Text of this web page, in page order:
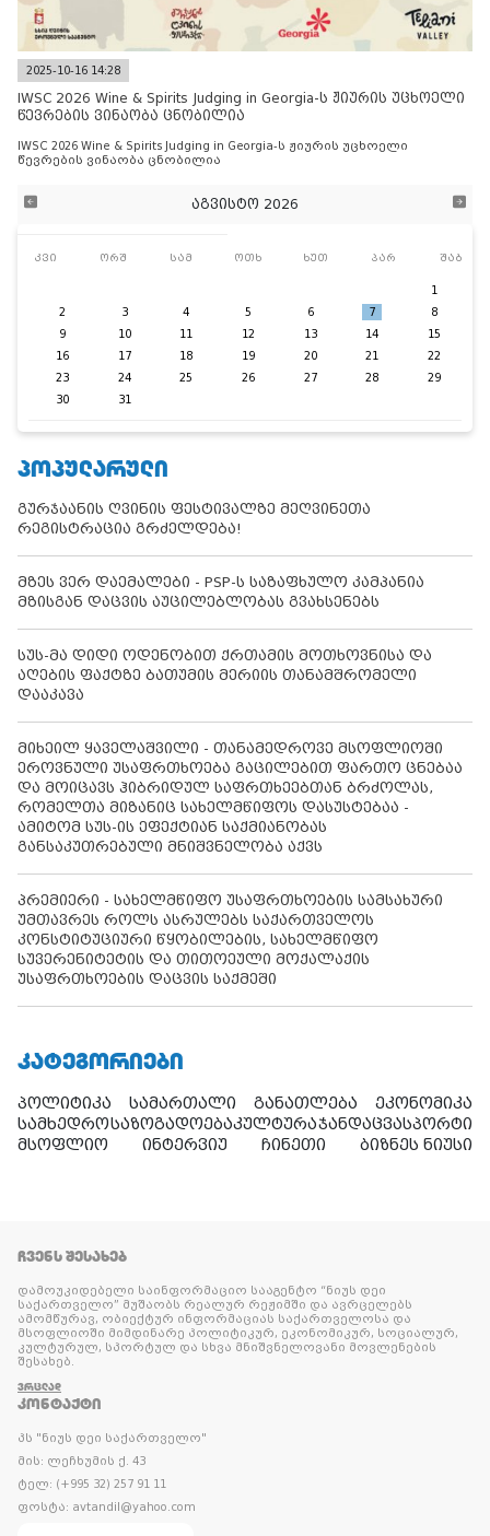
2025-10-16 14:28
IWSC 2026 Wine & Spirits Judging in Georgia-ს ჟიურის უცხოელი
წევრების ვინაობა ცნობილია
IWSC 2026 Wine & Spirits Judging in Georgia-ს ჟიურის უცხოელი
წევრების ვინაობა ცნობილია
აგვისტო 2026
კვი ორშ სამ ოთხ ხუთ პარ შაბ
1
2
3 4 5 6 7
8
9
10 11 12 13 14
15
16
17 18 19 20 21
22
23
24 25 26 27 28
29
30
31
ᲞᲝᲞᲣᲚᲐᲠᲣᲚᲘ
გურჯაანის ღვინის ფესტივალზე მეღვინეთა
რეგისტრაცია გრძელდება!
მზეს ვერ დაემალები - PSP-ს საზაფხულო კამპანია
მზისგან დაცვის აუცილებლობას გვახსენებს
სუს-მა დიდი ოდენობით ქრთამის მოთხოვნისა და
აღების ფაქტზე ბათუმის მერიის თანამშრომელი
დააკავა
მიხეილ ყაველაშვილი - თანამედროვე მსოფლიოში
ეროვნული უსაფრთხოება გაცილებით ფართო ცნებაა
და მოიცავს ჰიბრიდულ საფრთხეებთან ბრძოლას,
რომელთა მიზანიც სახელმწიფოს დასუსტებაა -
ამიტომ სუს-ის ეფექტიან საქმიანობას
განსაკუთრებული მნიშვნელობა აქვს
პრემიერი - სახელმწიფო უსაფრთხოების სამსახური
უმთავრეს როლს ასრულებს საქართველოს
კონსტიტუციური წყობილების, სახელმწიფო
სუვერენიტეტის და თითოეული მოქალაქის
უსაფრთხოების დაცვის საქმეში
ᲙᲐᲢᲔᲒᲝᲠᲘᲔᲑᲘ
პოლიტიკა სამართალი განათლება
ეკონომიკა
სამხედროსაზოგადოებაკულტურაჯანდაცვასპორტი
მსოფლიო
ინტერვიუ ჩინეთი ბიზნეს ნიუსი
ᲩᲕᲔᲜᲡ ᲨᲔᲡᲐᲮᲔᲑ
დამოუკიდებელი საინფორმაციო სააგენტო “ნიუს დეი
საქართველო” მუშაობს რეალურ რეჟიმში და ავრცელებს
ამომწურავ, ობიექტურ ინფორმაციას საქართველოსა და
მსოფლიოში მიმდინარე პოლიტიკურ, ეკონომიკურ, სოციალურ,
კულტურულ, სპორტულ და სხვა მნიშვნელოვანი მოვლენების
შესახებ.
ᲕᲠᲪᲚᲐᲓ
ᲙᲝᲜᲢᲐᲥᲢᲘ
პს "ნიუს დეი საქართველო"
მის: ლეჩხუმის ქ. 43
ტელ: (+995 32) 257 91 11
ფოსტა: avtandil@yahoo.com